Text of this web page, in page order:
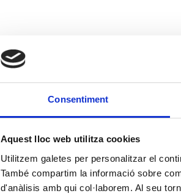
Consentiment
Aquest lloc web utilitza cookies
Utilitzem galetes per personalitzar el
També compartim la informació sobre
d'anàlisis amb qui col·laborem. Al seu